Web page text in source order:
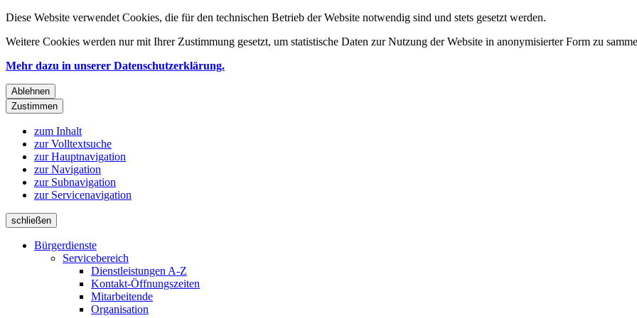
Diese Website verwendet Cookies, die für den technischen Betrieb der Website notwendig sind und stets gesetzt werden.
Weitere Cookies werden nur mit Ihrer Zustimmung gesetzt, um statistische Daten zur Nutzung der Website in anonymisierter Form zu
Mehr dazu in unserer Datenschutzerklärung.
Ablehnen
Zustimmen
zum Inhalt
zur Volltextsuche
zur Hauptnavigation
zur Navigation
zur Subnavigation
zur Servicenavigation
schließen
Bürgerdienste
Servicebereich
Dienstleistungen A-Z
Kontakt-Öffnungszeiten
Mitarbeitende
Organisation